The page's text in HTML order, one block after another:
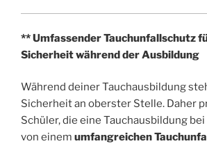
** Umfassender Tauchunfallschutz
Sicherheit während der Ausbildung
Während deiner Tauchausbildung
Sicherheit an oberster Stelle. Daher
Schüler, die eine Tauchausbildung
von einem umfangreichen